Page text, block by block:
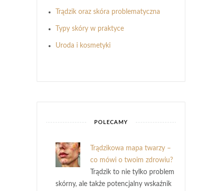
Trądzik oraz skóra problematyczna
Typy skóry w praktyce
Uroda i kosmetyki
POLECAMY
Trądzikowa mapa twarzy –
co mówi o twoim zdrowiu?
Trądzik to nie tylko problem
skórny, ale także potencjalny wskaźnik